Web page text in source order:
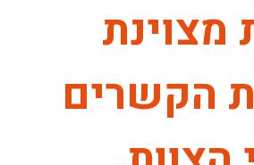
מצוינת
הקשרים